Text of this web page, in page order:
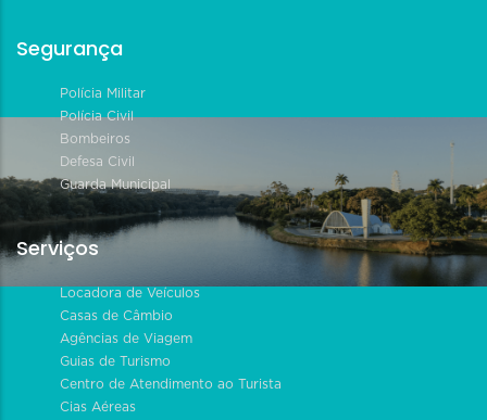
Segurança
Polícia Militar
Polícia Civil
Bombeiros
Defesa Civil
Guarda Municipal
Serviços
Locadora de Veículos
Casas de Câmbio
Agências de Viagem
Guias de Turismo
Centro de Atendimento ao Turista
Cias Aéreas